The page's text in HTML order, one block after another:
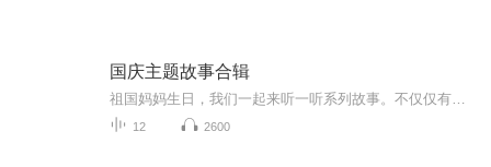
国庆主题故事合辑
12 2600